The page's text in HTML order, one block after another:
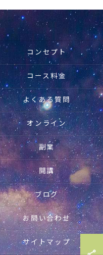
コンセプト
コース料金
よくある質問
オンライン
副業
開講
ブログ
お問い合わせ
サイトマップ